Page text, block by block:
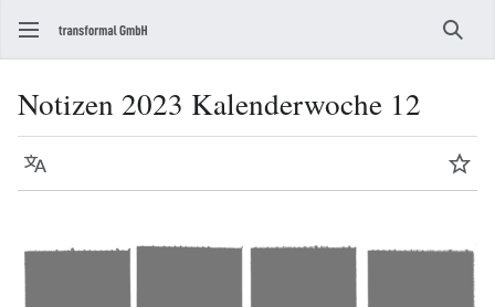
Notizen 2023 Kalenderwoche 12
Sprache